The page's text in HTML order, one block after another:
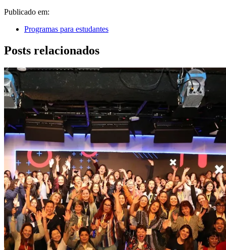
Publicado em:
Programas para estudantes
Posts relacionados